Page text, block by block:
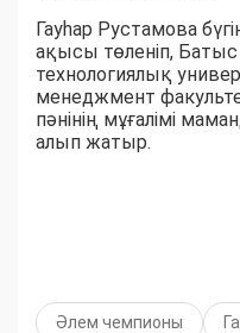
​Гауһар Рустамова
ақысы төленіп,
технологиялық
менеджмент
пәнінің мұғалімі
алып жатыр.​
Әлем чемпионы